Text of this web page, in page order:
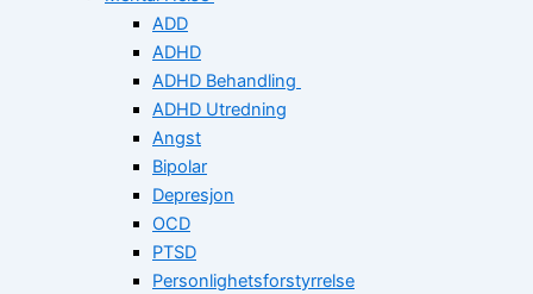
ADD
ADHD
ADHD Behandling
ADHD Utredning
Angst
Bipolar
Depresjon
OCD
PTSD
Personlighetsforstyrrelse